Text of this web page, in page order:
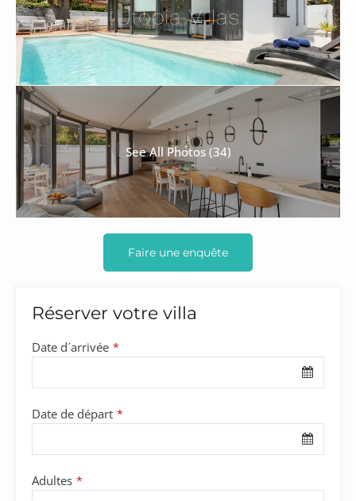
See All Photos (34)
Faire une enquête
Réserver votre villa
Business
Email *
Date d´arrivée *
Date de départ *
Adultes *